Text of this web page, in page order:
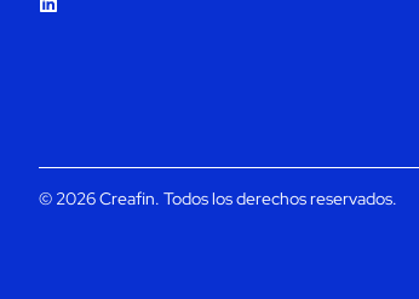
© 2026 Creafin. Todos los derechos reservados.